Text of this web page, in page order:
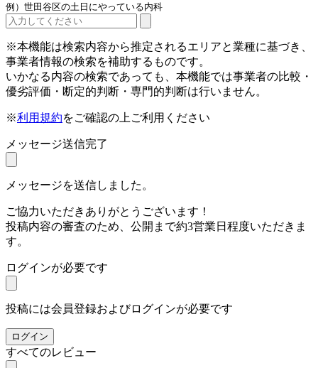
例）世田谷区の土日にやっている内科
※本機能は検索内容から推定されるエリアと業種に基づき、
事業者情報の検索を補助するものです。
いかなる内容の検索であっても、本機能では事業者の比較・
優劣評価・断定的判断・専門的判断は行いません。
※利用規約をご確認の上ご利用ください
メッセージ送信完了
メッセージを送信しました。
ご協力いただきありがとうございます！
投稿内容の審査のため、公開まで約3営業日程度いただきま
す。
ログインが必要です
投稿には会員登録およびログインが必要です
ログイン
すべてのレビュー